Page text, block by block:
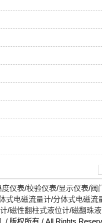
度仪表/校验仪表/显示仪表/阀
式电磁流量计/分体式电磁流
/磁性翻柱式液位计/磁翻珠
/ 版权所有 / All Rights